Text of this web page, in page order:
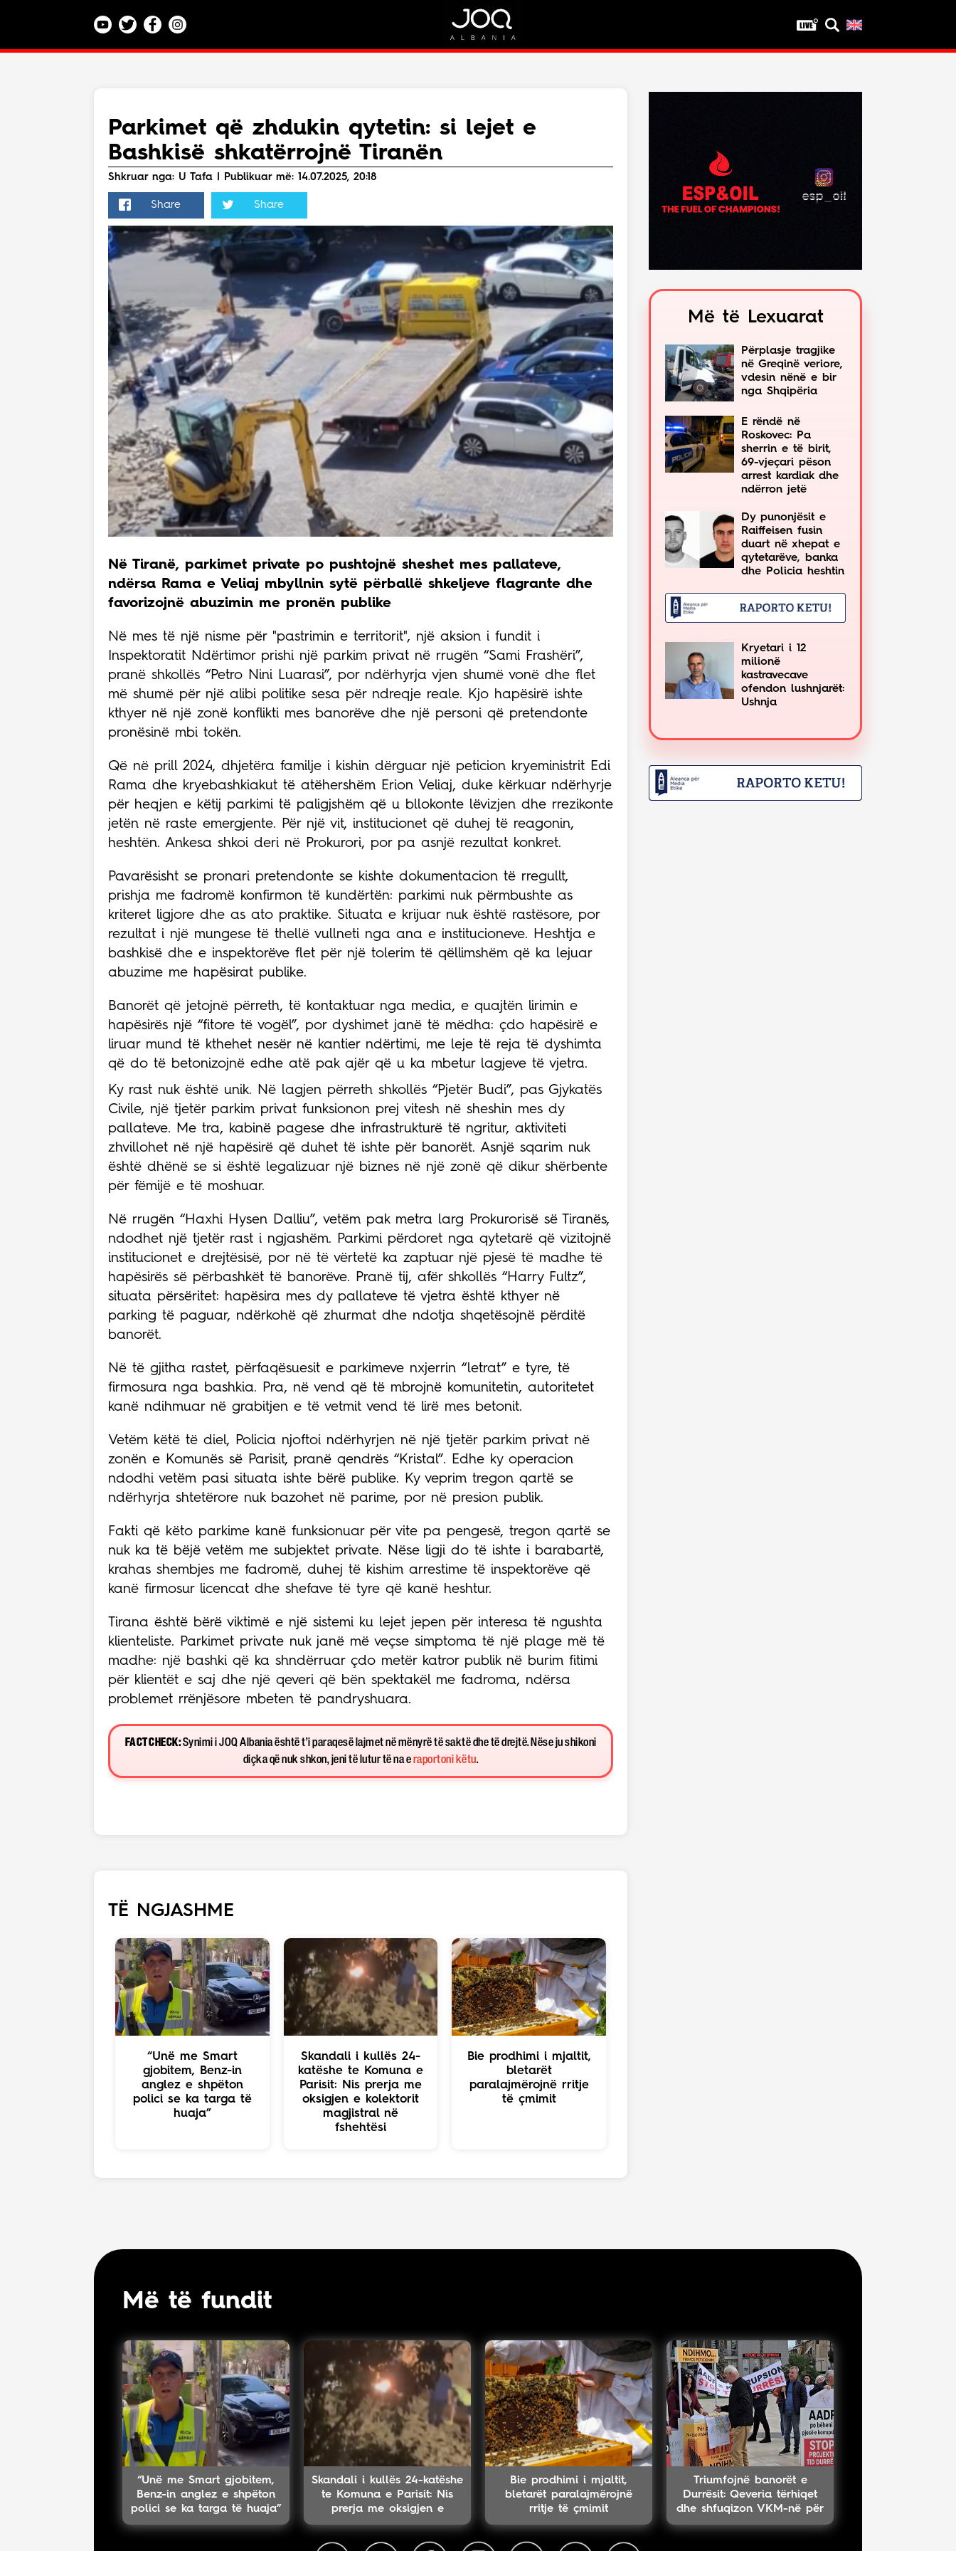
Lajme
Teknologji
Bota
Argëtim
Maqedoni
Puno me ne!
Live
Parkimet që zhdukin qytetin: si lejet e
Bashkisë shkatërrojnë Tiranën
Shkruar nga: U Tafa | Publikuar më: 14.07.2025, 20:18
Share Share
Në Tiranë, parkimet private po pushtojnë sheshet mes pallateve,
ndërsa Rama e Veliaj mbyllnin sytë përballë shkeljeve flagrante dhe
favorizojnë abuzimin me pronën publike
Në mes të një nisme për "pastrimin e territorit", një aksion i fundit i
Inspektoratit Ndërtimor prishi një parkim privat në rrugën “Sami Frashëri”,
pranë shkollës “Petro Nini Luarasi”, por ndërhyrja vjen shumë vonë dhe flet
më shumë për një alibi politike sesa për ndreqje reale. Kjo hapësirë ishte
kthyer në një zonë konflikti mes banorëve dhe një personi që pretendonte
pronësinë mbi tokën.
Që në prill 2024, dhjetëra familje i kishin dërguar një peticion kryeministrit Edi
Rama dhe kryebashkiakut të atëhershëm Erion Veliaj, duke kërkuar ndërhyrje
për heqjen e këtij parkimi të paligjshëm që u bllokonte lëvizjen dhe rrezikonte
jetën në raste emergjente. Për një vit, institucionet që duhej të reagonin,
heshtën. Ankesa shkoi deri në Prokurori, por pa asnjë rezultat konkret.
Pavarësisht se pronari pretendonte se kishte dokumentacion të rregullt,
prishja me fadromë konfirmon të kundërtën: parkimi nuk përmbushte as
kriteret ligjore dhe as ato praktike. Situata e krijuar nuk është rastësore, por
rezultat i një mungese të thellë vullneti nga ana e institucioneve. Heshtja e
bashkisë dhe e inspektorëve flet për një tolerim të qëllimshëm që ka lejuar
abuzime me hapësirat publike.
Banorët që jetojnë përreth, të kontaktuar nga media, e quajtën lirimin e
hapësirës një “fitore të vogël”, por dyshimet janë të mëdha: çdo hapësirë e
liruar mund të kthehet nesër në kantier ndërtimi, me leje të reja të dyshimta
që do të betonizojnë edhe atë pak ajër që u ka mbetur lagjeve të vjetra.
Ky rast nuk është unik. Në lagjen përreth shkollës “Pjetër Budi”, pas Gjykatës
Civile, një tjetër parkim privat funksionon prej vitesh në sheshin mes dy
pallateve. Me tra, kabinë pagese dhe infrastrukturë të ngritur, aktiviteti
zhvillohet në një hapësirë që duhet të ishte për banorët. Asnjë sqarim nuk
është dhënë se si është legalizuar një biznes në një zonë që dikur shërbente
për fëmijë e të moshuar.
Në rrugën “Haxhi Hysen Dalliu”, vetëm pak metra larg Prokurorisë së Tiranës,
ndodhet një tjetër rast i ngjashëm. Parkimi përdoret nga qytetarë që vizitojnë
institucionet e drejtësisë, por në të vërtetë ka zaptuar një pjesë të madhe të
hapësirës së përbashkët të banorëve. Pranë tij, afër shkollës “Harry Fultz”,
situata përsëritet: hapësira mes dy pallateve të vjetra është kthyer në
parking të paguar, ndërkohë që zhurmat dhe ndotja shqetësojnë përditë
banorët.
Në të gjitha rastet, përfaqësuesit e parkimeve nxjerrin “letrat” e tyre, të
firmosura nga bashkia. Pra, në vend që të mbrojnë komunitetin, autoritetet
kanë ndihmuar në grabitjen e të vetmit vend të lirë mes betonit.
Vetëm këtë të diel, Policia njoftoi ndërhyrjen në një tjetër parkim privat në
zonën e Komunës së Parisit, pranë qendrës “Kristal”. Edhe ky operacion
ndodhi vetëm pasi situata ishte bërë publike. Ky veprim tregon qartë se
ndërhyrja shtetërore nuk bazohet në parime, por në presion publik.
Fakti që këto parkime kanë funksionuar për vite pa pengesë, tregon qartë se
nuk ka të bëjë vetëm me subjektet private. Nëse ligji do të ishte i barabartë,
krahas shembjes me fadromë, duhej të kishim arrestime të inspektorëve që
kanë firmosur licencat dhe shefave të tyre që kanë heshtur.
Tirana është bërë viktimë e një sistemi ku lejet jepen për interesa të ngushta
klienteliste. Parkimet private nuk janë më veçse simptoma të një plage më të
madhe: një bashki që ka shndërruar çdo metër katror publik në burim fitimi
për klientët e saj dhe një qeveri që bën spektakël me fadroma, ndërsa
problemet rrënjësore mbeten të pandryshuara.
FACT CHECK:Synimi i JOQ Albania është t’i paraqesë lajmet në mënyrë të saktë dhe të drejtë. Nëse ju shikoni
diçka që nuk shkon, jeni të lutur të na e raportoni këtu.
TË NGJASHME
“Unë me Smart
gjobitem, Benz-in
anglez e shpëton
polici se ka targa të
huaja”
Skandali i kullës 24-
katëshe te Komuna e
Parisit: Nis prerja me
oksigjen e kolektorit
magjistral në
fshehtësi
Bie prodhimi i mjaltit,
bletarët
paralajmërojnë rritje
të çmimit
Më të Lexuarat
Përplasje tragjike
në Greqinë veriore,
vdesin nënë e bir
nga Shqipëria
E rëndë në
Roskovec: Pa
sherrin e të birit,
69-vjeçari pëson
arrest kardiak dhe
ndërron jetë
Dy punonjësit e
Raiffeisen fusin
duart në xhepat e
qytetarëve, banka
dhe Policia heshtin
Kryetari i 12
milionë
kastravecave
ofendon lushnjarët:
Ushnja
Më të fundit
“Unë me Smart gjobitem,
Benz-in anglez e shpëton
polici se ka targa të huaja”
Skandali i kullës 24-katëshe
te Komuna e Parisit: Nis
prerja me oksigjen e
kolektorit magjistral në
Bie prodhimi i mjaltit,
bletarët paralajmërojnë
rritje të çmimit
Triumfojnë banorët e
Durrësit: Qeveria tërhiqet
dhe shfuqizon VKM-në për
projektin TID